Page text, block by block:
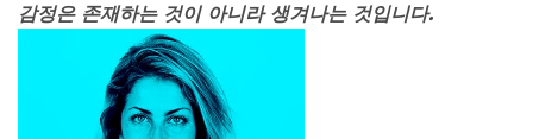
감정은 존재하는 것이 아니라 생겨나는 것입니다.